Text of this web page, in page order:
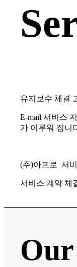
유지보수 체결
E-mail 서비스
가 이루워 집니
(주)아프로 서
서비스 계약 체
Our